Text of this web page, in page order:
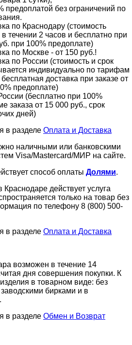
предоплатой без ограничений по
по Краснодару (стоимость
течении 2 часов и бесплатно при
при 100% предоплате)
по Москве - от 150 руб.!
по России (стоимость и срок
индивидуально по тарифам
доставка при заказе от
предоплате)
(бесплатно при 100%
заказа от 15 000 руб., срок
дней)
в разделе Оплата и Доставка
наличными или банковскими
Visa/Mastercard/МИР на сайте.
способ оплаты Долями.
действует услуга
только на товар без
по телефону 8 (800) 500-
в разделе Оплата и Доставка
возможен в течение 14
дня совершения покупки. К
в товарном виде: без
бирками и в
в разделе Обмен и Возврат